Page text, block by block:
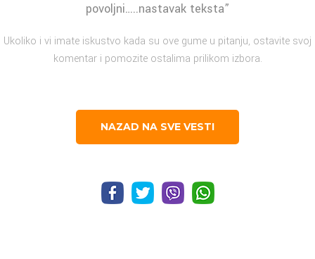
povoljni…..nastavak teksta”
Ukoliko i vi imate iskustvo kada su ove gume u pitanju, ostavite svoj
komentar i pomozite ostalima prilikom izbora.
NAZAD NA SVE VESTI